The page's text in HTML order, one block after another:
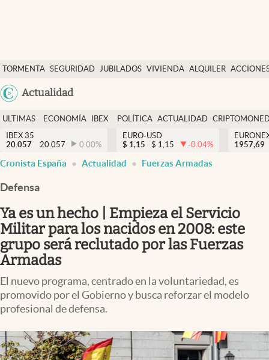
TORMENTA SEGURIDAD JUBILADOS VIVIENDA ALQUILER
USA
Actualidad
Economía y finanzas
Política
Actualidad
Criptomonedas
España
ULTIMAS
NOTICIAS
ECONOMÍA
FINANZAS
IBEX
EURO
POLÍTICA ACTUALIDAD
IBEX 35
20.057
20.057 0.00%
EURO-USD
$ 1,15 $ 1,15 -0.04%
1957,69
Cronista España Actualidad Fuerzas Armadas
Defensa
Ya es un hecho | Empieza el Servicio
Militar para los nacidos en 2008: este
grupo será reclutado por las Fuerzas
Armadas
El nuevo programa, centrado en la voluntariedad, es
promovido por el Gobierno y busca reforzar el modelo
profesional de defensa.